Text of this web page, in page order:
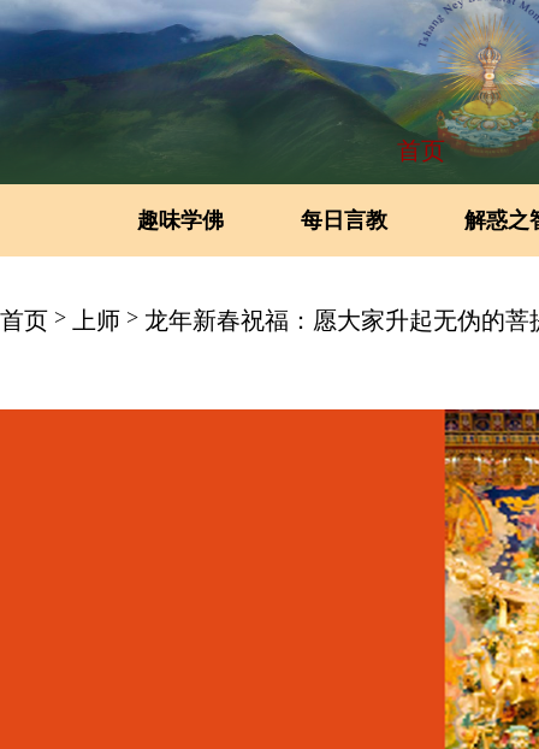
首页
趣味学佛 每日言教 解惑之
首页 > 上师 > 龙年新春祝福：愿大家升起无伪的菩